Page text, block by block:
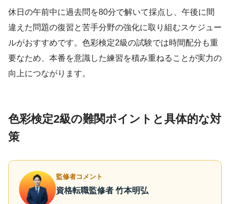
休日の午前中に過去問を80分で解いて採点し、午後に間
違えた問題の復習と苦手分野の強化に取り組むスケジュー
ルがおすすめです。色彩検定2級の試験では時間配分も重
要なため、本番を意識した練習を積み重ねることが実力の
向上につながります。
色彩検定2級の難関ポイントと具体的な対
策
監修者コメント
資格転職監修者 竹本明弘